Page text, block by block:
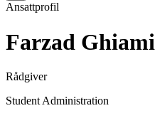
Ansattprofil
Farzad Ghiami
Rådgiver
Student Administration